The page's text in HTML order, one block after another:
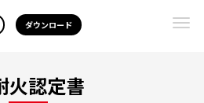
ダウンロード
火認定書